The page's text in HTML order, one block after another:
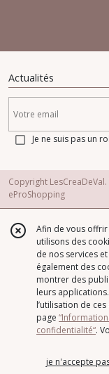
Actualités
Je ne suis pas un
Copyright
eProShopping
Afin de vous
utilisons des
de nos services
également des
montrer des
leurs applications.
l’utilisation de
page
confidentialité“.
je n'accepte